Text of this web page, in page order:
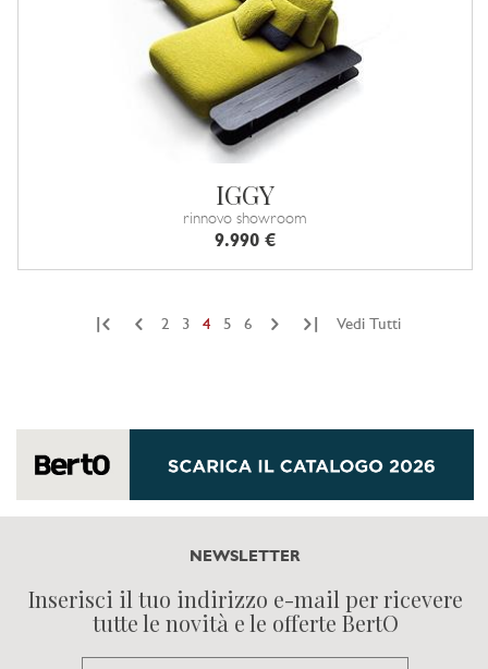
IGGY
rinnovo showroom
9.990 €
2 3 4 5 6 Vedi Tutti
NEWSLETTER
Inserisci il tuo indirizzo e-mail per ricevere
tutte le novità e le offerte BertO